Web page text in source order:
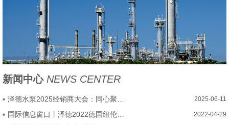
新闻中心 NEWS CENTER
泽德水泵2025经销商大会：同心聚力，乘势腾飞启新程 2025-06-11
国际信息窗口丨泽德2022德国纽伦堡厨卫展圆满结束 2022-04-29